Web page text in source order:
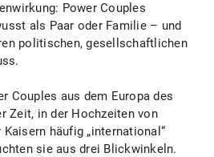
Power Couples
als Paar oder Familie – und
politischen, gesellschaftlichen
Couples aus dem Europa des
Zeit, in der Hochzeiten von
häufig „international“
sie aus drei Blickwinkeln.